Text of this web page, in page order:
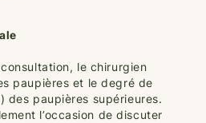
le chirurgien
paupières et le degré de
des paupières supérieures.
l’occasion de discuter